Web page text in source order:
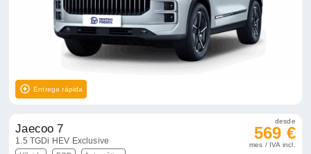
Entrega rápida
Jaecoo 7
1.5 TGDi HEV Exclusive
desde
569 €
mes / IVA incl.